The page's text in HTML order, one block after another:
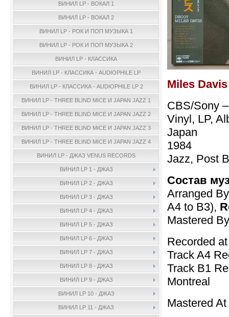
ВИНИЛ LP - ВОКАЛ 1
ВИНИЛ LP - ВОКАЛ 2
ВИНИЛ LP - РОК И ПОП МУЗЫКА 1
ВИНИЛ LP - РОК И ПОП МУЗЫКА 2
ВИНИЛ LP - КЛАССИКА
ВИНИЛ LP - КЛАССИКА - AUDIOPHILE LP
ВИНИЛ LP - КЛАССИКА - AUDIOPHILE LP 2
ВИНИЛ LP - THREE BLIND MICE И JAPAN JAZZ 1
ВИНИЛ LP - THREE BLIND MICE И JAPAN JAZZ 2
ВИНИЛ LP - THREE BLIND MICE И JAPAN JAZZ 3
ВИНИЛ LP - THREE BLIND MICE И JAPAN JAZZ 4
ВИНИЛ LP - ДЖАЗ VENUS RECORDS
ВИНИЛ LP 1 - ДЖАЗ
ВИНИЛ LP 2 - ДЖАЗ
ВИНИЛ LP 3 - ДЖАЗ
ВИНИЛ LP 4 - ДЖАЗ
ВИНИЛ LP 5 - ДЖАЗ
ВИНИЛ LP 6 - ДЖАЗ
ВИНИЛ LP 7 - ДЖАЗ
ВИНИЛ LP 8 - ДЖАЗ
ВИНИЛ LP 9 - ДЖАЗ
ВИНИЛ LP 10 - ДЖАЗ
ВИНИЛ LP 11 - ДЖАЗ
Miles
CBS/Sony
Vinyl, LP,
Japan
1984
Jazz, Post
Состав
Arranged
A4 to B3),
Mastered
Recorded
Track A4
Track B1
Montreal
Mastered